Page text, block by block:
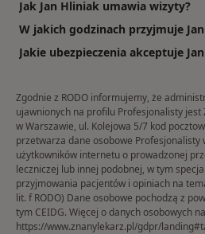
Jak Jan Hliniak umawia wizyty?
W jakich godzinach przyjmuje
Jakie ubezpieczenia akceptuje
Zgodnie z RODO informujemy, że
ujawnionych na profilu Profesjonalisty jest
w Warszawie, ul. Kolejowa 5/7 kod
przetwarza dane osobowe Profesjonalisty
użytkowników internetu o prowadzonej
leczniczej lub innej podobnej, w tym
przyjmowania pacjentów i opiniach na
lit. f RODO) Dane osobowe pochodzą z
tym CEIDG. Więcej o danych osobowych
https://www.znanylekarz.pl/gdpr/